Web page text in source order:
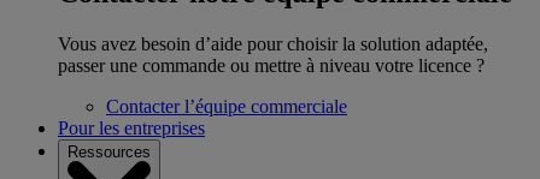
Vous avez besoin d’aide pour choisir la solution adaptée,
passer une commande ou mettre à niveau votre licence ?
Contacter l’équipe commerciale
Pour les entreprises
Ressources